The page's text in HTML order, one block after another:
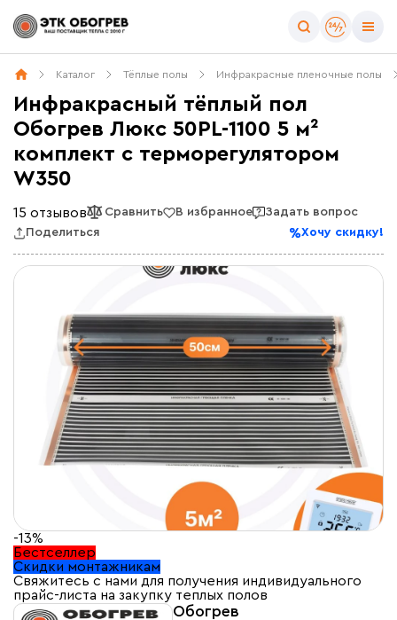
Каталог Тёплые полы Инфракрасные пленочные полы
Инфракрасный тёплый пол
Обогрев Люкс 50PL-1100 5 м²
комплект c терморегулятором
W350
15 отзывов Сравнить В избранное
Задать вопрос
Поделиться
Хочу скидку!
-13%
Бестселлер
Скидки монтажникам
Свяжитесь с нами для получения индивидуального
прайс-листа на закупку теплых полов
Обогрев